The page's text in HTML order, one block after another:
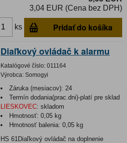
3,04 EUR (Cena bez DPH)
ks Pridať do košíka
Diaľkový ovládač k alarmu
Katalógové číslo: 011164
Výrobca: Somogyi
Záruka (mesiacov): 24
Termín dodania(prac.dni)-platí pre sklad
LIESKOVEC: skladom
Hmotnosť:0,05 kg
Hmotnosť balenia:0,05 kg
HS 61Diaľkový ovládač na doplnenie